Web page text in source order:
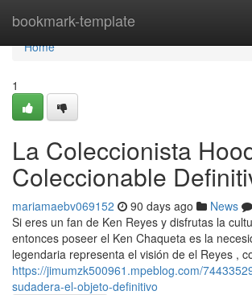
bookmark-template
Home
Home
1
La Coleccionista
Coleccionable
mariamaebv069152 90 days ago News
Si eres un fan de Ken Reyes y disfrutas la
entonces poseer el Ken Chaqueta es la
legendaria representa el visión de el Reyes ,
https://jimumzk500961.mpeblog.com/
sudadera-el-objeto-definitivo